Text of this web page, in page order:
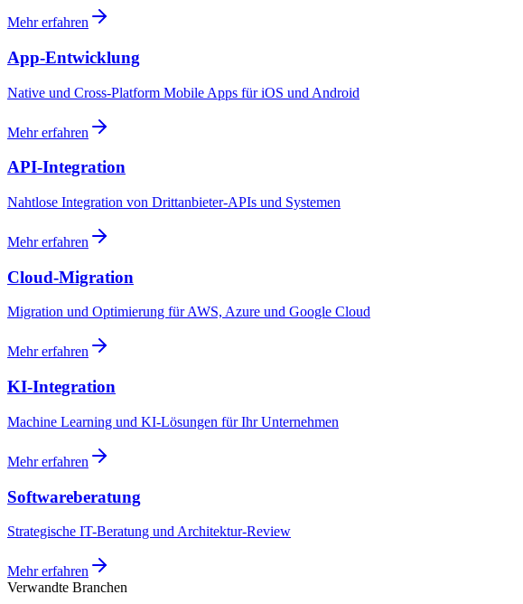
Mehr erfahren
App-Entwicklung
Native und Cross-Platform Mobile Apps für iOS und Android
Mehr erfahren
API-Integration
Nahtlose Integration von Drittanbieter-APIs und Systemen
Mehr erfahren
Cloud-Migration
Migration und Optimierung für AWS, Azure und Google Cloud
Mehr erfahren
KI-Integration
Machine Learning und KI-Lösungen für Ihr Unternehmen
Mehr erfahren
Softwareberatung
Strategische IT-Beratung und Architektur-Review
Mehr erfahren
Verwandte Branchen